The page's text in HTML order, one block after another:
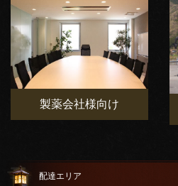
製薬会社様向け
配達エリア